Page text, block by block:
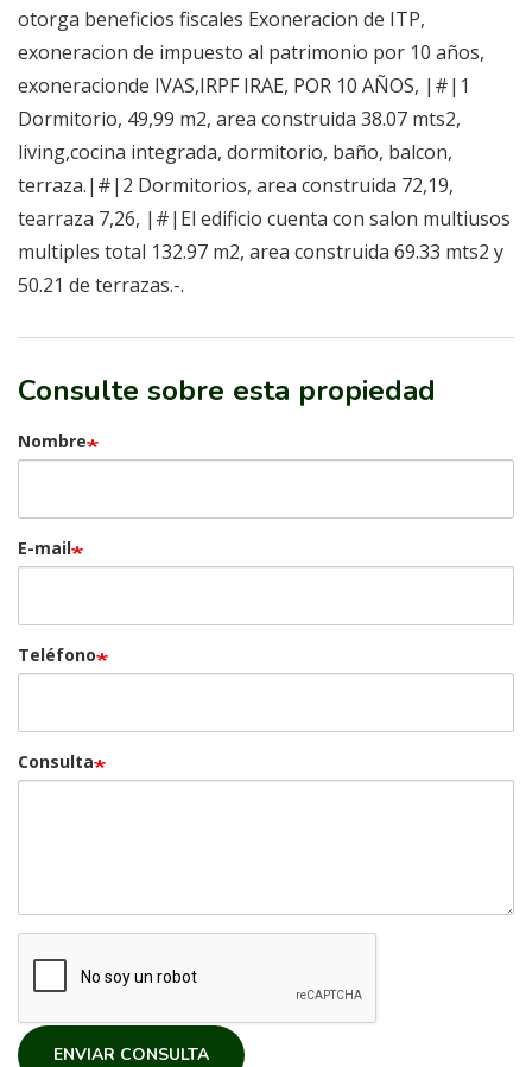
otorga beneficios fiscales Exoneracion de ITP,
exoneracion de impuesto al patrimonio por 10 años,
exoneracionde IVAS,IRPF IRAE, POR 10 AÑOS, |#|1
Dormitorio, 49,99 m2, area construida 38.07 mts2,
living,cocina integrada, dormitorio, baño, balcon,
terraza.|#|2 Dormitorios, area construida 72,19,
tearraza 7,26, |#|El edificio cuenta con salon multiusos
multiples total 132.97 m2, area construida 69.33 mts2 y
50.21 de terrazas.-.
Consulte sobre esta propiedad
Nombre
E-mail
Teléfono
Consulta
ENVIAR CONSULTA